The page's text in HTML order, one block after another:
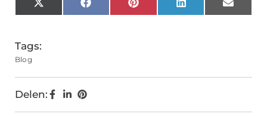
X
(Twitter)
FacebookPinterestLinkedInEmail
Tags:
Blog
Delen: